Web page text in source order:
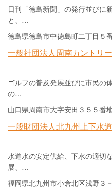
日刊「徳島新聞」の発行並びに
と、…
徳島県徳島市中徳島町二丁目５
一般社団法人周南カントリ
ゴルフの普及発展並びに市民の
の…
山口県周南市大字安田３５５番
一般財団法人北九州上下水
水道水の安定供給、下水の適切
展、…
福岡県北九州市小倉北区浅野３